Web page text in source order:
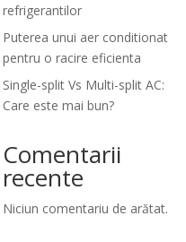
refrigerantilor
Puterea unui aer conditionat
pentru o racire eficienta
Single-split Vs Multi-split AC:
Care este mai bun?
Comentarii
recente
Niciun comentariu de arătat.